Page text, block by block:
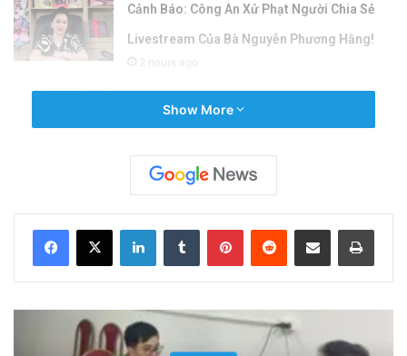
Cảnh Báo: Công An Xử Phạt Người Chia Sẻ
Livestream Của Bà Nguyễn Phương Hằng!
2 hours ago
Sự Kiện Livestream Gây Chấn Động: 3 Triệu
Việt Nam!
15 hours ago
Đọc thêmRead More
Show More
LinkedInTumblr PinterestReddit Share via Email Print